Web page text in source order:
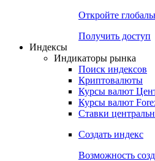
Откройте
Получить доступ
Индексы
Индикаторы рынка
Поиск индексов
Криптовалюты
Курсы валют
Курсы валют
Ставки
Создать индекс
Возможность